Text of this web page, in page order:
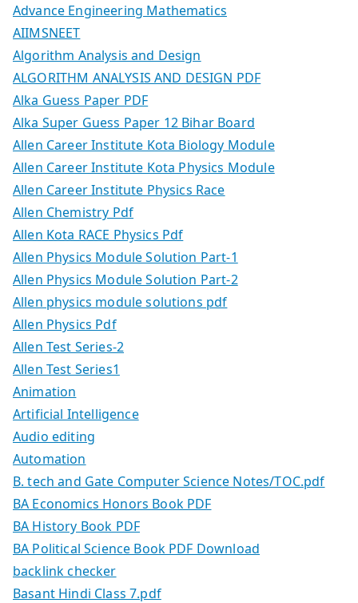
Advance Engineering Mathematics
AIIMSNEET
Algorithm Analysis and Design
ALGORITHM ANALYSIS AND DESIGN PDF
Alka Guess Paper PDF
Alka Super Guess Paper 12 Bihar Board
Allen Career Institute Kota Biology Module
Allen Career Institute Kota Physics Module
Allen Career Institute Physics Race
Allen Chemistry Pdf
Allen Kota RACE Physics Pdf
Allen Physics Module Solution Part-1
Allen Physics Module Solution Part-2
Allen physics module solutions pdf
Allen Physics Pdf
Allen Test Series-2
Allen Test Series1
Animation
Artificial Intelligence
Audio editing
Automation
B. tech and Gate Computer Science Notes/TOC.pdf
BA Economics Honors Book PDF
BA History Book PDF
BA Political Science Book PDF Download
backlink checker
Basant Hindi Class 7.pdf